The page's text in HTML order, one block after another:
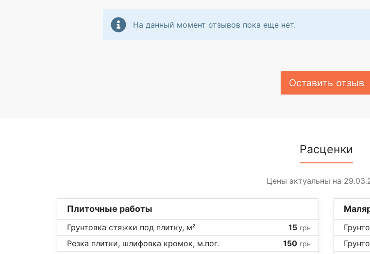
На данный момент отзывов пока еще нет.
Оставить отзыв
Расценки
Цены актуальны на
Плиточные работы
Грунтовка стяжки под плитку, м² 15 грн
Резка плитки, шлифовка кромок, м.пог. 150 грн